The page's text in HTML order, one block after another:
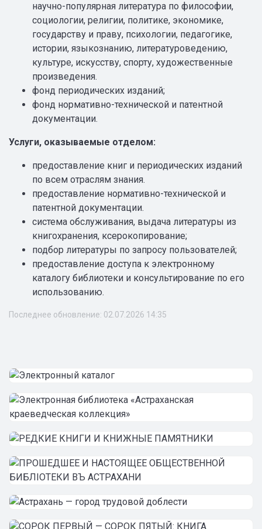
научно-популярная литература по философии,
социологии, религии, политике, экономике,
государству и праву, психологии, педагогике,
истории, языкознанию, литературоведению,
культуре, искусству, спорту, художественные
произведения.
фонд периодических изданий;
фонд нормативно-технической и патентной
документации.
Услуги, оказываемые отделом:
предоставление книг и периодических изданий
по всем отраслям знания.
предоставление нормативно-технической и
патентной документации.
система обслуживания, выдача литературы из
книгохранения, ксерокопирование;
подбор литературы по запросу пользователей;
предоставление доступа к электронному
каталогу библиотеки и консультирование по его
использованию.
Последнее обновление: 02.07.2026 14:35